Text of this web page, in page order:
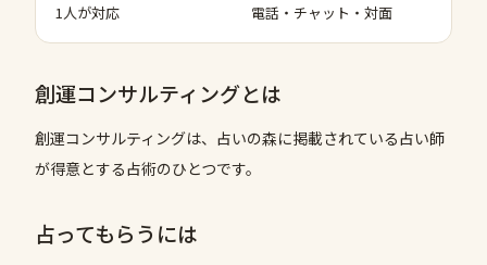
1人が対応 電話・チャット・対面
創運コンサルティングとは
創運コンサルティングは、占いの森に掲載されている占い師
が得意とする占術のひとつです。
占ってもらうには